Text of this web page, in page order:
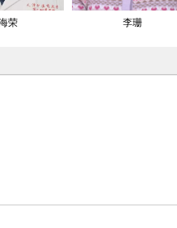
李珊